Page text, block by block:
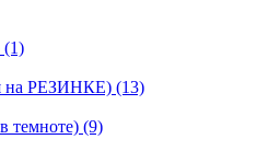
(1)
на РЕЗИНКЕ) (13)
темноте) (9)